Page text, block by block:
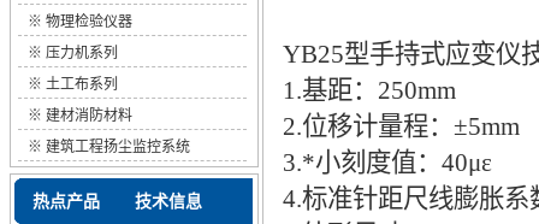
※ 物理检验仪器
※ 压力机系列
※ 土工布系列
※ 建材消防材料
※ 建筑工程扬尘监控系统
热点产品 技术信息
YB25型手持式应变仪
1.基距：250mm
2.位移计量程：±5mm
3.*小刻度值：40με
4.标准针距尺线膨胀